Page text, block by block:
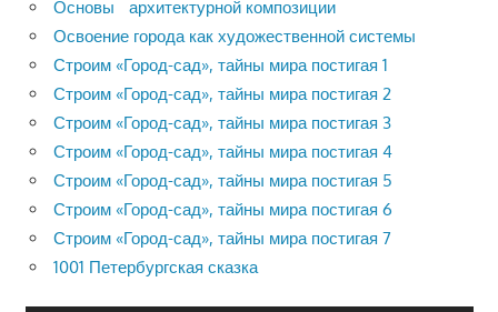
Основы архитектурной композиции
Освоение города как художественной системы
Строим «Город-сад», тайны мира постигая 1
Строим «Город-сад», тайны мира постигая 2
Строим «Город-сад», тайны мира постигая 3
Строим «Город-сад», тайны мира постигая 4
Строим «Город-сад», тайны мира постигая 5
Строим «Город-сад», тайны мира постигая 6
Строим «Город-сад», тайны мира постигая 7
1001 Петербургская сказка